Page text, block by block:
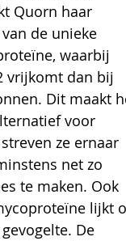
Quorn haar
de unieke
waarbij
vrijkomt dan bij
Dit maakt
voor
ze ernaar
net zo
te maken. Ook
lijkt
De